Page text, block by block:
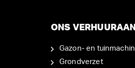
ONS
Gazon- en
Grondverzet